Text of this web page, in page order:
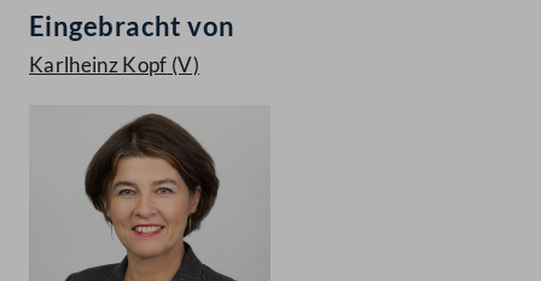
Eingebracht von
Karlheinz Kopf (V)